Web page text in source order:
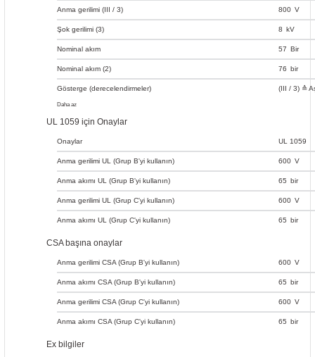
Anma gerilimi (III / 3) 800 V
Şok gerilimi (3) 8 kV
Nominal akım 57 Bir
Nominal akım (2) 76 bir
Gösterge (derecelendirmeler) (III / 3) ≙
Daha az
UL 1059 için Onaylar
Onaylar UL 1059
Anma gerilimi UL (Grup B'yi kullanın) 600 V
Anma akımı UL (Grup B'yi kullanın) 65 bir
Anma gerilimi UL (Grup C'yi kullanın) 600 V
Anma akımı UL (Grup C'yi kullanın) 65 bir
CSA başına onaylar
Anma gerilimi CSA (Grup B'yi kullanın) 600 V
Anma akımı CSA (Grup B'yi kullanın) 65 bir
Anma gerilimi CSA (Grup C'yi kullanın) 600 V
Anma akımı CSA (Grup C'yi kullanın) 65 bir
Ex bilgiler